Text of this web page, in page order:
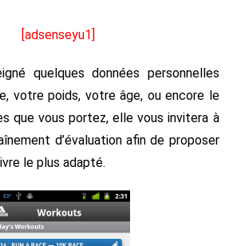
[adsenseyu1]
quelques données personnelles
votre poids, votre âge, ou encore le
que vous portez, elle vous invitera à
d’évaluation afin de proposer
le plus adapté.